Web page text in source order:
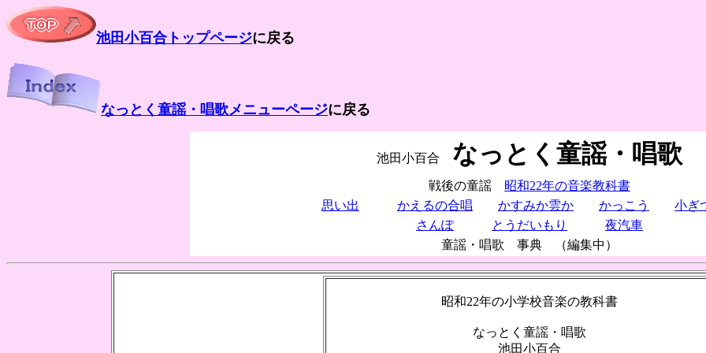
池田小百合トップページに戻る
なっとく童謡・唱歌メニューページに戻る
池田小百合 なっとく童謡・唱歌
戦後の童謡 昭和22年の音楽教科書
思い出
かえるの合唱 かすみか雲か かっこう
小ぎ
さんぽ
とうだいもり
夜汽車
童謡・唱歌 事典 （編集中）
昭和22年の小学校音楽の教科書
なっとく童謡・唱歌
池田小百合